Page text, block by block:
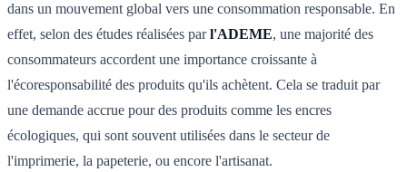
dans un mouvement global vers une consommation responsable. En
effet, selon des études réalisées parl'ADEME, une majorité des
consommateurs accordent une importance croissante à
l'écoresponsabilité des produits qu'ils achètent. Cela se traduit par
une demande accrue pour des produits comme les encres
écologiques, qui sont souvent utilisées dans le secteur de
l'imprimerie, la papeterie, ou encore l'artisanat.